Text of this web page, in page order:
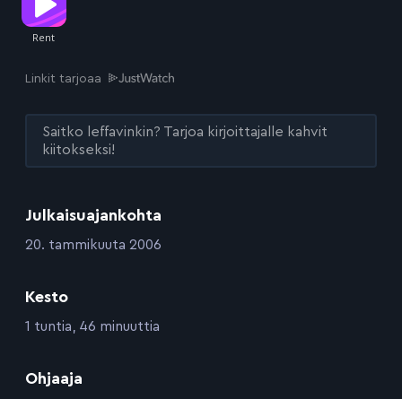
Julkaisuajankohta
:20. tammikuuta 2006
Kesto
:1 tuntia, 46 minuuttia
Ohjaaja
Linkit tarjoaa
Saitko leffavinkin? Tarjoa kirjoittajalle kahvit
kiitokseksi!